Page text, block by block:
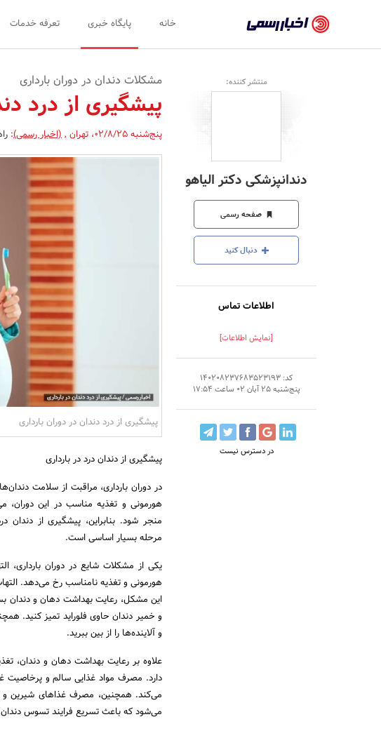
رسمی
-
اخبار
شرکت‌ها،
سازمان‌ها
و
روابط
عمومی‌ها
خانه پایگاه خبری تعرفه خدمات
منتشر کننده:
دندانپزشکی دکتر الیاهو
صفحه رسمی
دنبال کنید
اطلاعات تماس
[نمایش اطلاعات]
کد: 140208237683523193
پنج‌شنبه 25 آبان 02 ساعت 17:54
در دسترس نیست
مشکلات دندان در دوران بارداری
پیشگیری از درد
پنج‌شنبه 02/8/25 ، تهران ,(اخبار رسمی):
پیشگیری از درد دندان در دوران بارداری
پیشگیری از دندان درد در بارداری
در دوران بارداری، مراقبت از سلامت
هورمونی و تغذیه مناسب در این دوران،
منجر شود. بنابراین، پیشگیری از
مرحله بسیار اساسی است.
یکی از مشکلات شایع در دوران بارداری،
هورمونی و تغذیه نامناسب رخ می‌دهد.
این مشکل، رعایت بهداشت دهان و دندان
و خمیر دندان حاوی فلوراید تمیز کنید.
و آلاینده‌ها را از بین ببرید.
علاوه بر رعایت بهداشت دهان و دندان،
دارد. مصرف مواد غذایی سالم و
می‌کند. همچنین، مصرف غذاهای شیرین و
می‌شود که باعث تسریع فرایند تسوس